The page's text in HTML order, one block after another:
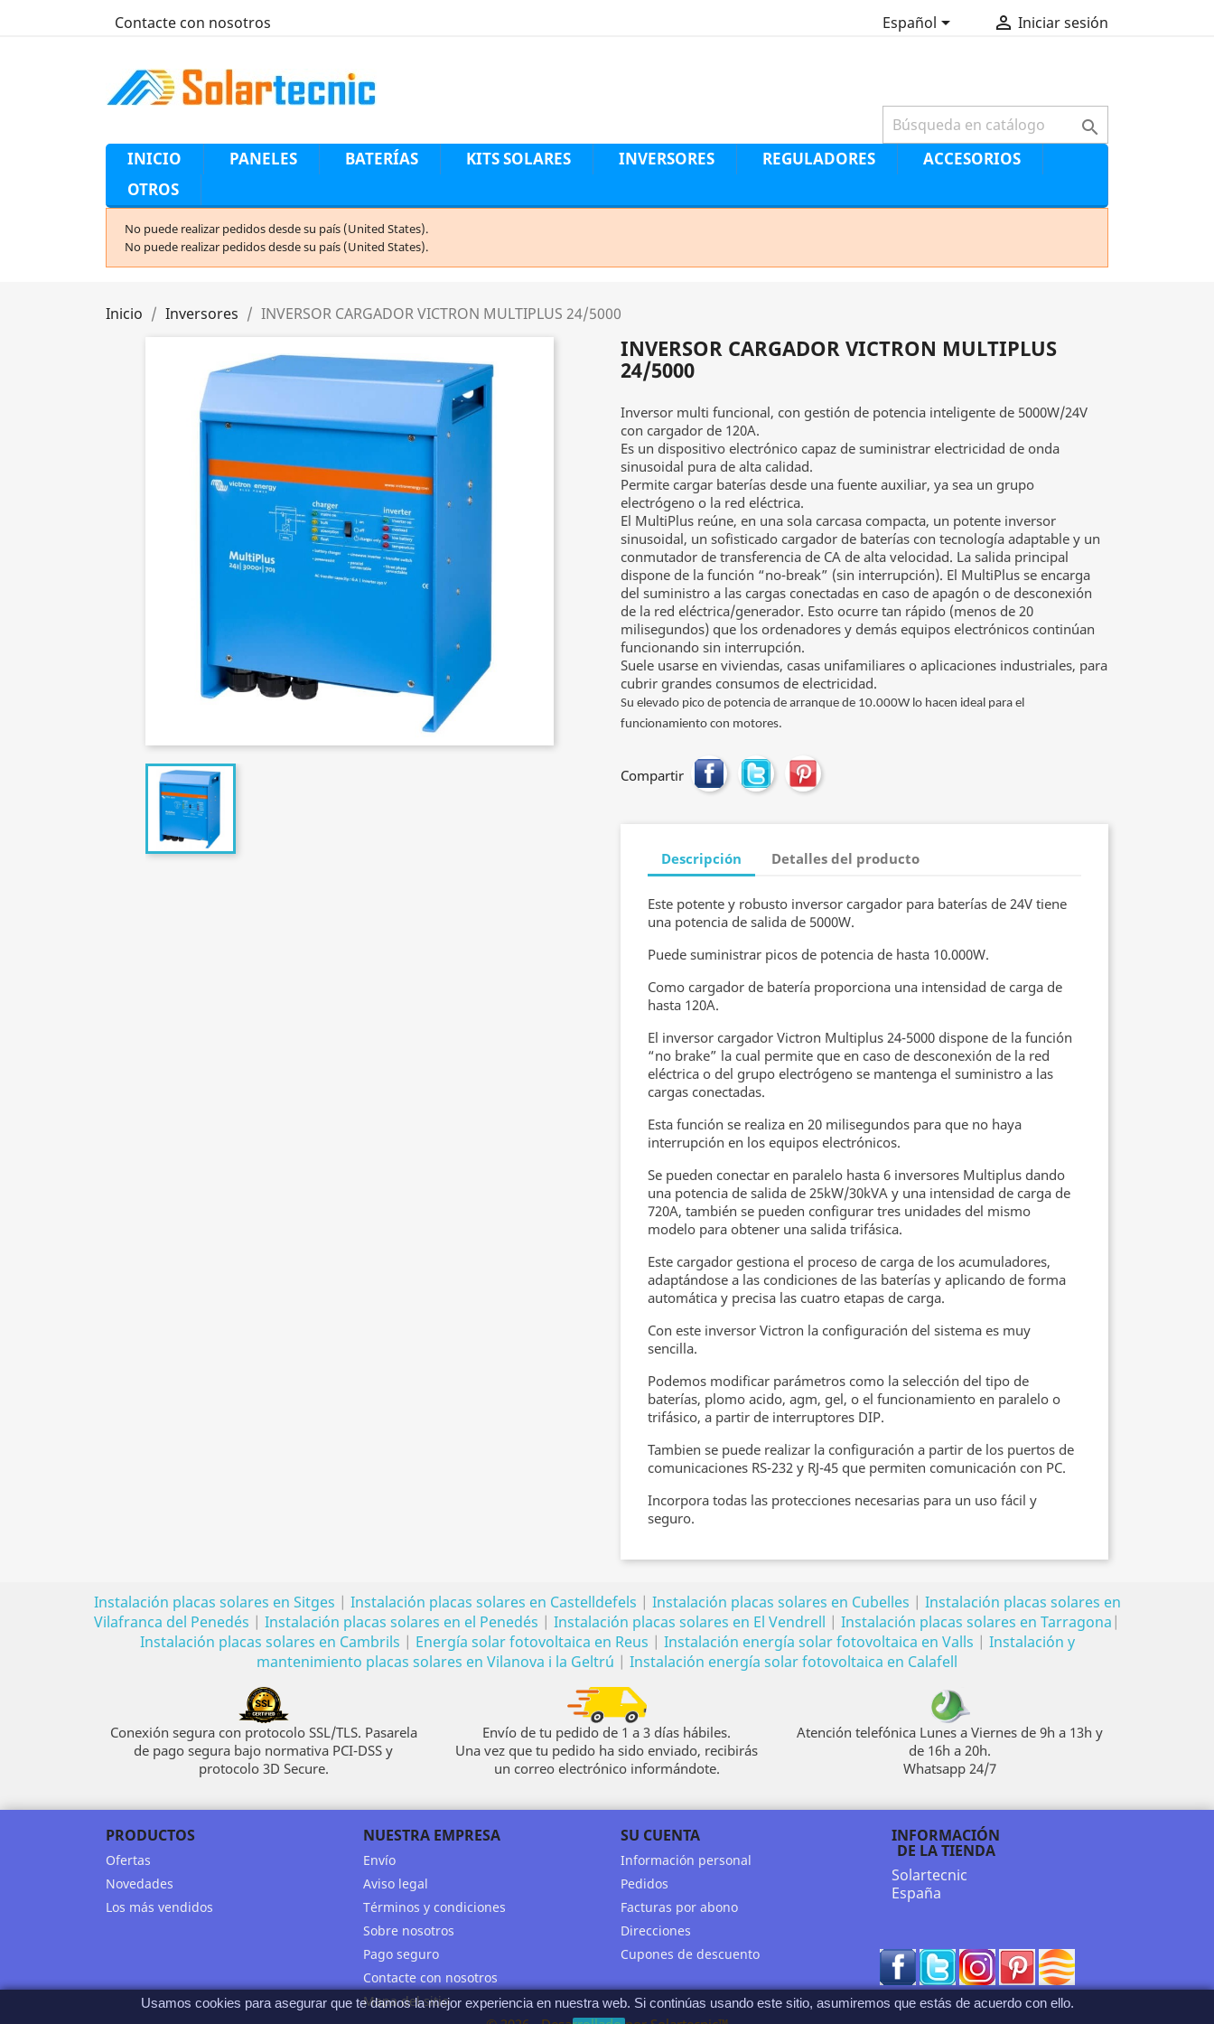
Usamos cookies para asegurar que te damos la mejor experiencia en nuestra web. Si continúas usando este sitio, asumiremos que estás de acuerdo con ello.
Contacte con nosotros Español  Iniciar sesión

INICIO PANELES BATERÍAS KITS SOLARES INVERSORES REGULADORES
ACCESORIOS
OTROS
No puede realizar pedidos desde su país (United States).
No puede realizar pedidos desde su país (United States).
Inicio Inversores INVERSOR CARGADOR VICTRON MULTIPLUS 24/5000
INVERSOR CARGADOR VICTRON MULTIPLUS
24/5000
Inversor multi funcional, con gestión de potencia inteligente de 5000W/24V
con cargador de 120A.
Es un dispositivo electrónico capaz de suministrar electricidad de onda
sinusoidal pura de alta calidad.
Permite cargar baterías desde una fuente auxiliar, ya sea un grupo
electrógeno o la red eléctrica.
El MultiPlus reúne, en una sola carcasa compacta, un potente inversor
sinusoidal, un sofisticado cargador de baterías con tecnología adaptable y un
conmutador de transferencia de CA de alta velocidad. La salida principal
dispone de la función “no-break” (sin interrupción). El MultiPlus se encarga
del suministro a las cargas conectadas en caso de apagón o de desconexión
de la red eléctrica/generador. Esto ocurre tan rápido (menos de 20
milisegundos) que los ordenadores y demás equipos electrónicos continúan
funcionando sin interrupción.
Suele usarse en viviendas, casas unifamiliares o aplicaciones industriales, para
cubrir grandes consumos de electricidad.
Su elevado pico de potencia de arranque de 10.000W lo hacen ideal para el
funcionamiento con motores.
Compartir
Descripción Detalles del producto
Este potente y robusto inversor cargador para baterías de 24V tiene
una potencia de salida de 5000W.
Puede suministrar picos de potencia de hasta 10.000W.
Como cargador de batería proporciona una intensidad de carga de
hasta 120A.
El inversor cargador Victron Multiplus 24-5000 dispone de la función
“no brake” la cual permite que en caso de desconexión de la red
eléctrica o del grupo electrógeno se mantenga el suministro a las
cargas conectadas.
Esta función se realiza en 20 milisegundos para que no haya
interrupción en los equipos electrónicos.
Se pueden conectar en paralelo hasta 6 inversores Multiplus dando
una potencia de salida de 25kW/30kVA y una intensidad de carga de
720A, también se pueden configurar tres unidades del mismo
modelo para obtener una salida trifásica.
Este cargador gestiona el proceso de carga de los acumuladores,
adaptándose a las condiciones de las baterías y aplicando de forma
automática y precisa las cuatro etapas de carga.
Con este inversor Victron la configuración del sistema es muy
sencilla.
Podemos modificar parámetros como la selección del tipo de
baterías, plomo acido, agm, gel, o el funcionamiento en paralelo o
trifásico, a partir de interruptores DIP.
Tambien se puede realizar la configuración a partir de los puertos de
comunicaciones RS-232 y RJ-45 que permiten comunicación con PC.
Incorpora todas las protecciones necesarias para un uso fácil y
seguro.
Instalación placas solares en Sitges | Instalación placas solares en Castelldefels | Instalación placas solares en Cubelles | Instalación placas solares en
Vilafranca del Penedés | Instalación placas solares en el Penedés | Instalación placas solares en El Vendrell | Instalación placas solares en Tarragona |
Instalación placas solares en Cambrils | Energía solar fotovoltaica en Reus | Instalación energía solar fotovoltaica en Valls | Instalación y
mantenimiento placas solares en Vilanova i la Geltrú | Instalación energía solar fotovoltaica en Calafell
Conexión segura con protocolo SSL/TLS. Pasarela
de pago segura bajo normativa PCI-DSS y
protocolo 3D Secure.
Envío de tu pedido de 1 a 3 días hábiles.
Una vez que tu pedido ha sido enviado, recibirás
un correo electrónico informándote.
Atención telefónica Lunes a Viernes de 9h a 13h y
de 16h a 20h.
Whatsapp 24/7
PRODUCTOS
Ofertas
Novedades
Los más vendidos
NUESTRA EMPRESA
Envío
Aviso legal
Términos y condiciones
Sobre nosotros
Pago seguro
Contacte con nosotros
Mapa del sitio
SU CUENTA
Información personal
Pedidos
Facturas por abono
Direcciones
Cupones de descuento
INFORMACIÓN
DE LA TIENDA
Solartecnic
España
FacebookTwitter Rss Pinterest